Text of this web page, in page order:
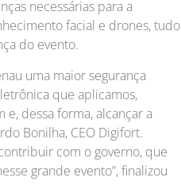
necessárias para a
facial e drones, tudo
do evento.
uma maior segurança
que aplicamos,
dessa forma, alcançar a
Bonilha, CEO Digifort.
com o governo, que
grande evento”, finalizou